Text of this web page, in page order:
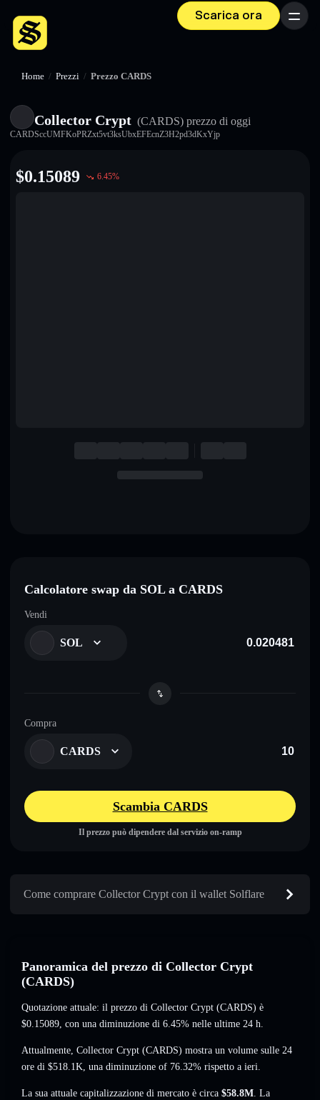
Scarica ora Menu
Home / Prezzi / Prezzo CARDS
Collector Crypt (CARDS) prezzo di oggi
CARDSccUMFKoPRZxt5vt3ksUbxEFEcnZ3H2pd3dKxYjp
$0.15089 6.45%
Calcolatore swap da SOL a CARDS
Vendi
SOL
Compra
CARDS
Scambia CARDS
Il prezzo può dipendere dal servizio on-ramp
Come comprare Collector Crypt con il wallet Solflare
Panoramica del prezzo di Collector Crypt
(CARDS)
Quotazione attuale: il prezzo di Collector Crypt (CARDS) è
$0.15089, con una diminuzione di 6.45% nelle ultime 24 h.
Attualmente, Collector Crypt (CARDS) mostra un volume sulle 24
ore di $518.1K, una diminuzione of 76.32% rispetto a ieri.
La sua attuale capitalizzazione di mercato è circa $58.8M. La